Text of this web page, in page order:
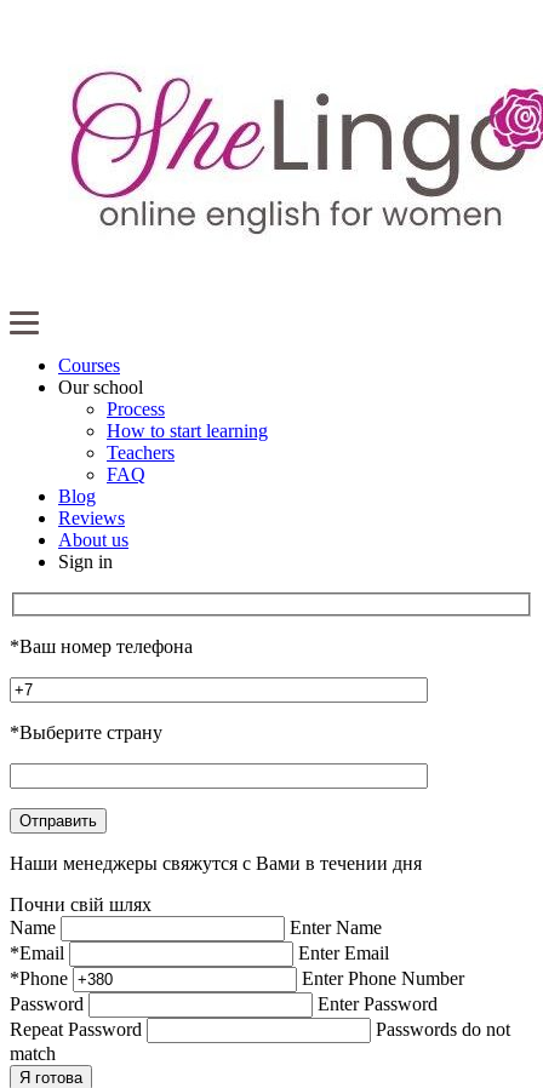
Courses
Our school
Process
How to start learning
Teachers
FAQ
Blog
Reviews
About us
Sign in
*Ваш номер телефона
*Выберите страну
Наши менеджеры свяжутся с Вами в течении дня
Почни свій шлях
Name
Enter Name
*Email
Enter Email
*Phone
Enter Phone Number
Password
Enter Password
Repeat Password
Passwords do not
match
Я готова